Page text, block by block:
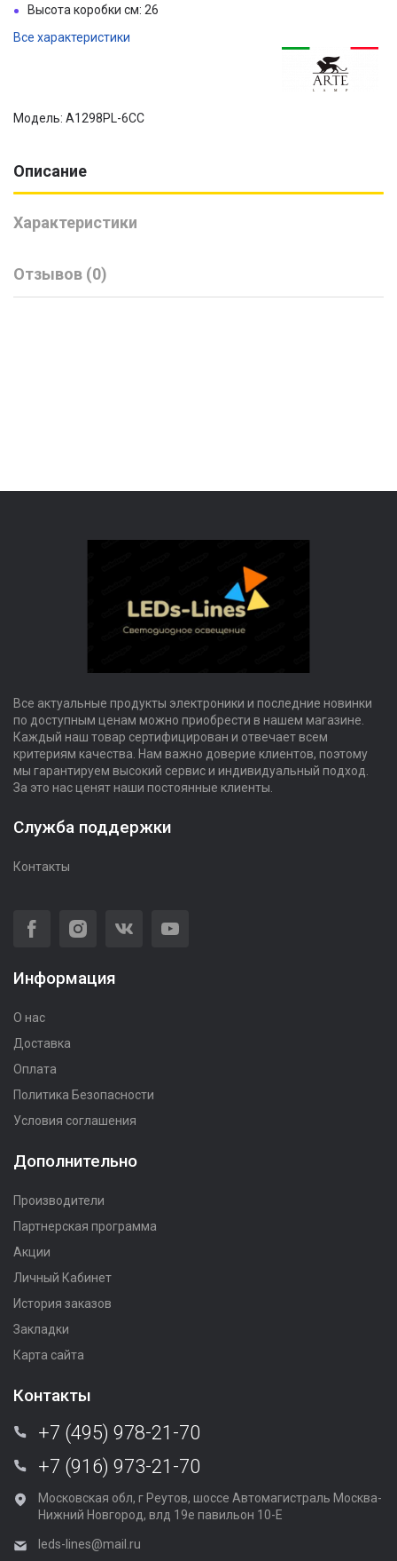
Высота коробки см: 26
Все характеристики
Модель: A1298PL-6CC
Описание
Характеристики
Отзывов (0)
Все актуальные продукты электроники и последние новинки
по доступным ценам можно приобрести в нашем магазине.
Каждый наш товар сертифицирован и отвечает всем
критериям качества. Нам важно доверие клиентов, поэтому
мы гарантируем высокий сервис и индивидуальный подход.
За это нас ценят наши постоянные клиенты.
Служба поддержки
Контакты
Информация
О нас
Доставка
Оплата
Политика Безопасности
Условия соглашения
Дополнительно
Производители
Партнерская программа
Акции
Личный Кабинет
История заказов
Закладки
Карта сайта
Контакты
+7 (495) 978-21-70
+7 (916) 973-21-70
Московская обл, г Реутов, шоссе Автомагистраль Москва-
Нижний Новгород, влд 19е павильон 10-Е
leds-lines@mail.ru